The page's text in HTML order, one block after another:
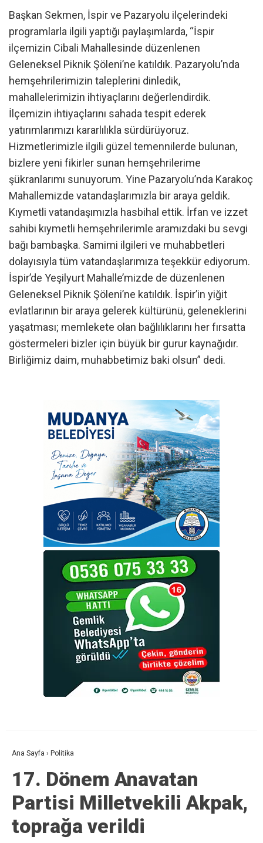
Başkan Sekmen, İspir ve Pazaryolu ilçelerindeki
programlarla ilgili yaptığı paylaşımlarda, “İspir
ilçemizin Cibali Mahallesinde düzenlenen
Geleneksel Piknik Şöleni’ne katıldık. Pazaryolu’nda
hemşehrilerimizin taleplerini dinledik,
mahallelerimizin ihtiyaçlarını değerlendirdik.
İlçemizin ihtiyaçlarını sahada tespit ederek
yatırımlarımızı kararlılıkla sürdürüyoruz.
Hizmetlerimizle ilgili güzel temennilerde bulunan,
bizlere yeni fikirler sunan hemşehrilerime
şükranlarımı sunuyorum. Yine Pazaryolu’nda Karakoç
Mahallemizde vatandaşlarımızla bir araya geldik.
Kıymetli vatandaşımızla hasbihal ettik. İrfan ve izzet
sahibi kıymetli hemşehrilerimle aramızdaki bu sevgi
bağı bambaşka. Samimi ilgileri ve muhabbetleri
dolayısıyla tüm vatandaşlarımıza teşekkür ediyorum.
İspir’de Yeşilyurt Mahalle’mizde de düzenlenen
Geleneksel Piknik Şöleni’ne katıldık. İspir’in yiğit
evlatlarının bir araya gelerek kültürünü, geleneklerini
yaşatması; memlekete olan bağlılıklarını her fırsatta
göstermeleri bizler için büyük bir gurur kaynağıdır.
Birliğimiz daim, muhabbetimiz baki olsun” dedi.
Ana Sayfa › Politika
17. Dönem Anavatan
Partisi Milletvekili Akpak,
toprağa verildi